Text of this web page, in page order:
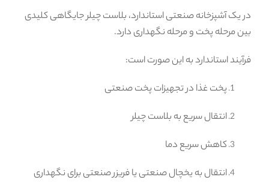
در یک آشپزخانه صنعتی استاندارد، بلاست چیلر جایگاهی کلیدی
بین مرحله پخت و مرحله نگهداری دارد.
فرآیند استاندارد به این صورت است:
پخت غذا در تجهیزات پخت صنعتی
انتقال سریع به بلاست چیلر
کاهش سریع دما
انتقال به یخچال صنعتی یا فریزر صنعتی برای نگهداری